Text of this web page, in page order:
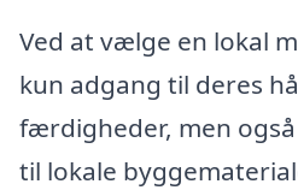
Ved at vælge en lokal
kun adgang til deres
færdigheder, men
til lokale